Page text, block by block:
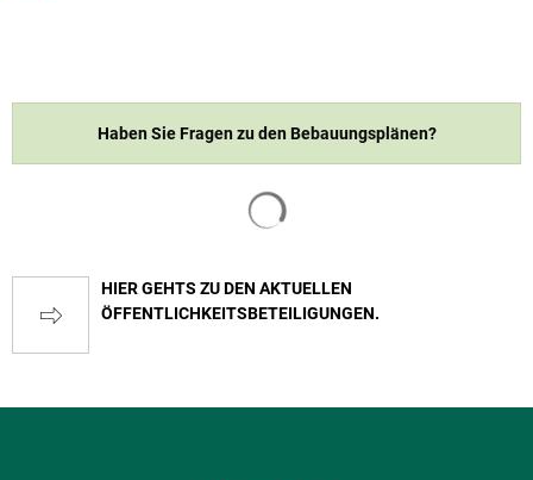
Haben Sie Fragen zu den Bebauungsplänen?
HIER GEHTS ZU DEN AKTUELLEN
ÖFFENTLICHKEITSBETEILIGUNGEN.